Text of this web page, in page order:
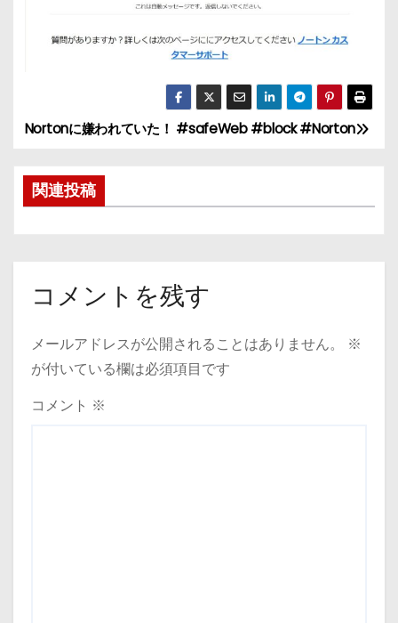
投
稿
ナ
ゲ
シ
ョ
Nortonに嫌われていた！ #safeWeb #block #Norton
関連投稿
コメントを残す
メールアドレスが公開されることはありません。
※
が付いている欄は必須項目です
コメント ※